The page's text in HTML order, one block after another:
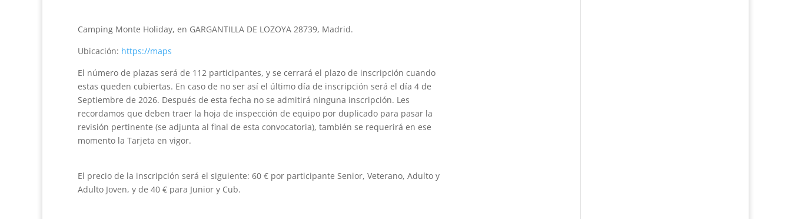
Camping Monte Holiday, en GARGANTILLA DE LOZOYA 28739, Madrid.
Ubicación: https://maps
El número de plazas será de 112 participantes, y se cerrará el plazo de inscripción cuando
estas queden cubiertas. En caso de no ser así el último día de inscripción será el día 4 de
Septiembre de 2026. Después de esta fecha no se admitirá ninguna inscripción. Les
recordamos que deben traer la hoja de inspección de equipo por duplicado para pasar la
revisión pertinente (se adjunta al final de esta convocatoria), también se requerirá en ese
momento la Tarjeta en vigor.
El precio de la inscripción será el siguiente: 60 € por participante Senior, Veterano, Adulto y
Adulto Joven, y de 40 € para Junior y Cub.